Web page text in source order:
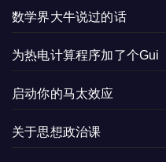
数学界大牛说过的话
为热电计算程序加了个Gui
启动你的马太效应
关于思想政治课